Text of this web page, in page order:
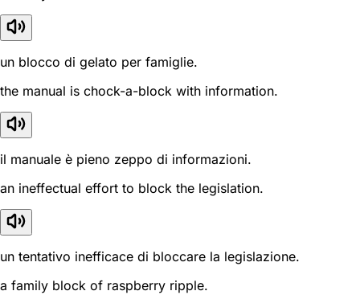
un blocco di gelato per famiglie.
the manual is chock-a-block with information.
il manuale è pieno zeppo di informazioni.
an ineffectual effort to block the legislation.
un tentativo inefficace di bloccare la legislazione.
a family block of raspberry ripple.